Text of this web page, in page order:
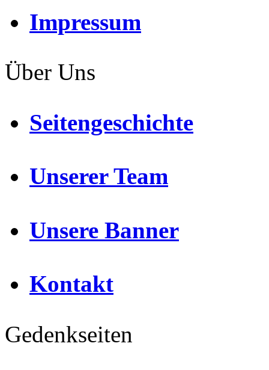
Impressum
Über Uns
Seitengeschichte
Unserer Team
Unsere Banner
Kontakt
Gedenkseiten